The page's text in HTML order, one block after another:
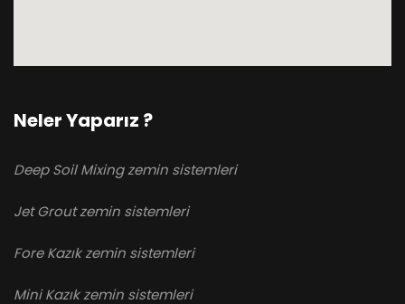
Neler Yaparız ?
Deep Soil Mixing zemin sistemleri
Jet Grout zemin sistemleri
Fore Kazık zemin sistemleri
Mini Kazık zemin sistemleri